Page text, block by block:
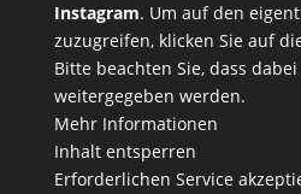
Instagram. Um auf den
zuzugreifen, klicken Sie auf
Bitte beachten Sie, dass
weitergegeben werden.
Mehr Informationen
Inhalt entsperren
Erforderlichen Service